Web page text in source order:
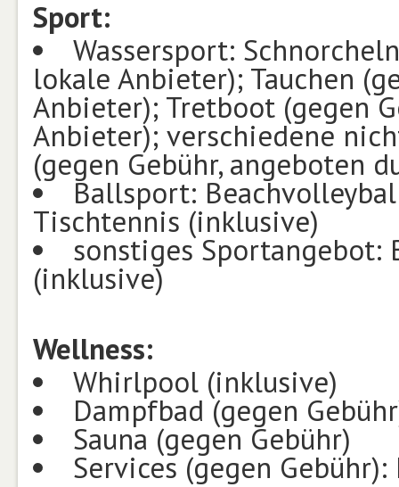
Sport:
Wassersport:
lokale Anbieter); Tauchen
Anbieter); Tretboot (gegen
Anbieter); verschiedene
(gegen Gebühr, angeboten
Ballsport:
Tischtennis (inklusive)
sonstiges Sportangebot:
(inklusive)
Wellness:
Whirlpool (inklusive)
Dampfbad (gegen
Sauna (gegen Gebühr)
Services (gegen Gebühr):